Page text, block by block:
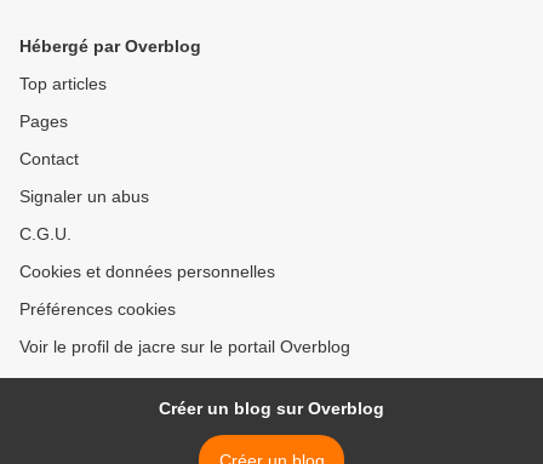
Hébergé par Overblog
Top articles
Pages
Contact
Signaler un abus
C.G.U.
Cookies et données personnelles
Préférences cookies
Voir le profil de jacre sur le portail Overblog
Créer un blog sur Overblog